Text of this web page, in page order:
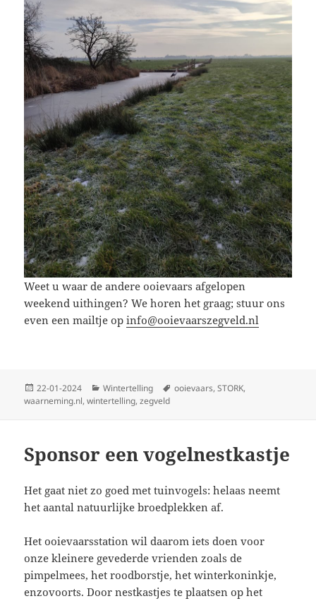
Weet u waar de andere ooievaars afgelopen
weekend uithingen? We horen het graag; stuur ons
even een mailtje opinfo@ooievaarszegveld.nl
Geplaatst
op
22-01-2024 Categorieën
Wintertelling Tags
ooievaars,STORK,
waarneming.nl,wintertelling,zegveld
Sponsor een vogelnestkastje
Het gaat niet zo goed met tuinvogels: helaas neemt
het aantal natuurlijke broedplekken af.
Het ooievaarsstation wil daarom iets doen voor
onze kleinere gevederde vrienden zoals de
pimpelmees, het roodborstje, het winterkoninkje,
enzovoorts. Door nestkastjes te plaatsen op het